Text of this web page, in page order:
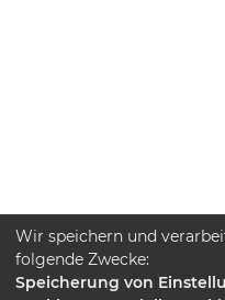
Wir speichern und
folgende Zwecke:
Speicherung von